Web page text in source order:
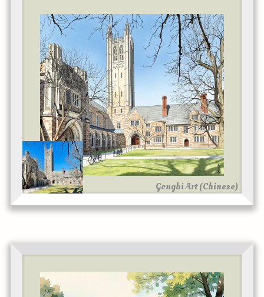
Gongbi Art (Chinese)